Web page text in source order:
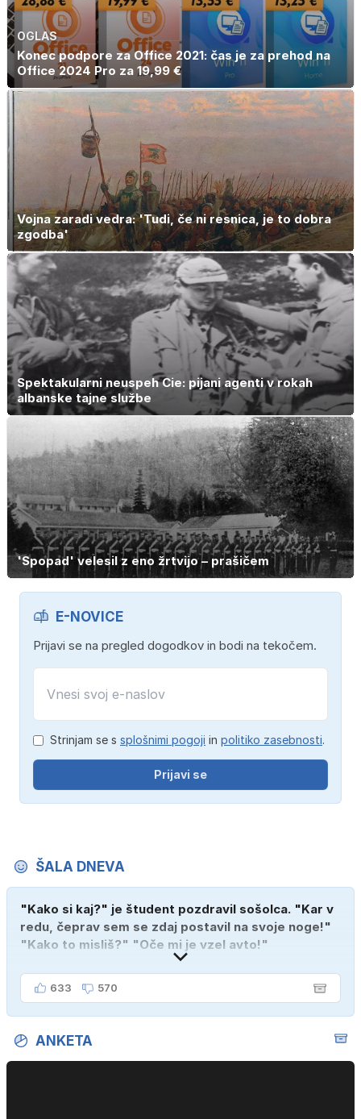
OGLAS
Konec podpore za Office 2021: čas je za prehod na
Office 2024 Pro za 19,99 €
Vojna zaradi vedra: 'Tudi, če ni resnica, je to dobra
zgodba'
Spektakularni neuspeh Cie: pijani agenti v rokah
albanske tajne službe
'Spopad' velesil z eno žrtvijo – prašičem
E-NOVICE
Prijavi se na pregled dogodkov in bodi na tekočem.
Strinjam se s splošnimi pogoji in politiko zasebnosti.
Prijavi se
ŠALA DNEVA
"Kako si kaj?" je študent pozdravil sošolca. "Kar v
redu, čeprav sem se zdaj postavil na svoje noge!"
"Kako to misliš?" "Oče mi je vzel avto!"
633 570
ANKETA